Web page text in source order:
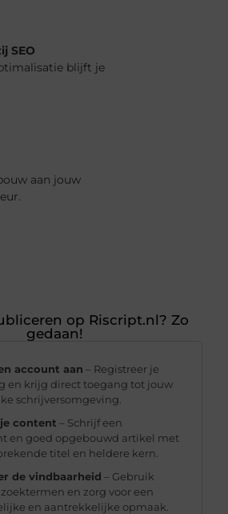
SEO
blijft je
aan jouw
op Riscript.nl? Zo
gedaan!
account aan – Registreer je
en krijg direct toegang tot jouw
schrijversomgeving.
content – Schrijf een
en goed opgebouwd artikel met
titel en heldere kern.
de vindbaarheid – Gebruik
en zorg voor een
en aantrekkelijke opmaak.